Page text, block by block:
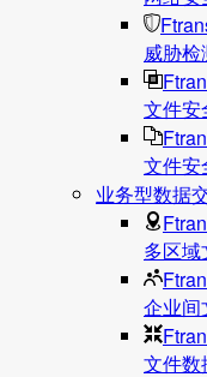
威胁
文件安
文件安
业务型数据
多区
企业间
文件数